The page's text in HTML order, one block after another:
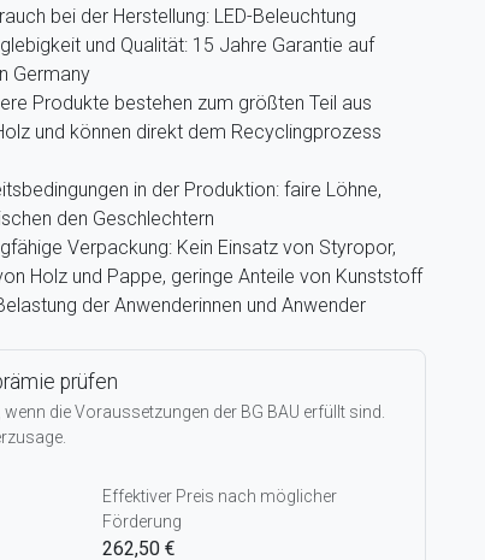
bei der Herstellung: LED-Beleuchtung
und Qualität: 15 Jahre Garantie auf
Germany
Produkte bestehen zum größten Teil aus
und können direkt dem Recyclingprozess
in der Produktion: faire Löhne,
den Geschlechtern
Verpackung: Kein Einsatz von Styropor,
Holz und Pappe, geringe Anteile von Kunststoff
der Anwenderinnen und Anwender
prüfen
die Voraussetzungen der BG BAU erfüllt sind.
Effektiver Preis nach möglicher
Förderung
262,50 €